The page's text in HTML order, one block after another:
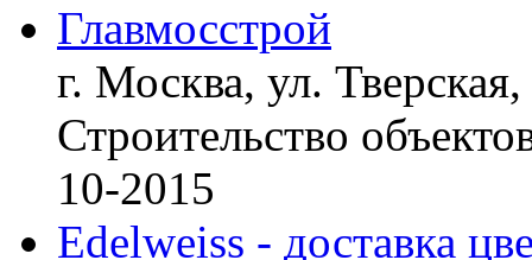
Главмосстрой
г. Москва, ул.
Строительство
10-2015
Edelweiss - доставка